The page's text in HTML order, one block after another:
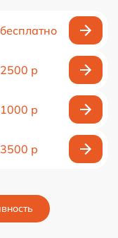
бесплатно
2500 р
1000 р
3500 р